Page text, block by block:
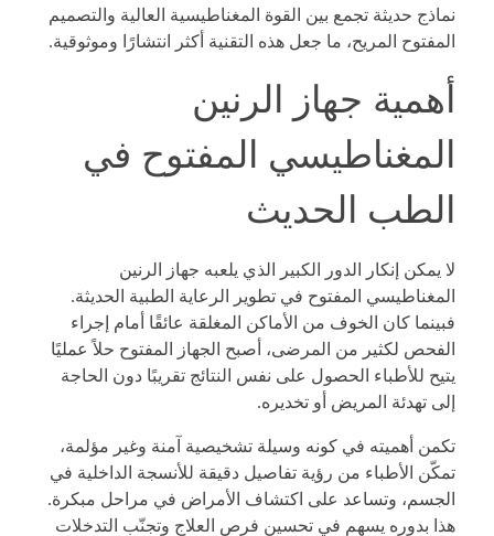
نماذج حديثة تجمع بين القوة المغناطيسية العالية والتصميم
المفتوح المريح، ما جعل هذه التقنية أكثر انتشارًا وموثوقية.
أهمية جهاز الرنين
المغناطيسي المفتوح في
الطب الحديث
لا يمكن إنكار الدور الكبير الذي يلعبه جهاز الرنين
المغناطيسي المفتوح في تطوير الرعاية الطبية الحديثة.
فبينما كان الخوف من الأماكن المغلقة عائقًا أمام إجراء
الفحص لكثير من المرضى، أصبح الجهاز المفتوح حلاً عمليًا
يتيح للأطباء الحصول على نفس النتائج تقريبًا دون الحاجة
إلى تهدئة المريض أو تخديره.
تكمن أهميته في كونه وسيلة تشخيصية آمنة وغير مؤلمة،
تمكّن الأطباء من رؤية تفاصيل دقيقة للأنسجة الداخلية في
الجسم، وتساعد على اكتشاف الأمراض في مراحل مبكرة.
هذا بدوره يسهم في تحسين فرص العلاج وتجنّب التدخلات